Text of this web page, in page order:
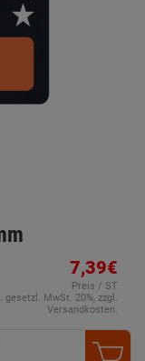
7,39€
Preis / ST
gesetzl. MwSt. 20%, zzgl.
Versandkosten.